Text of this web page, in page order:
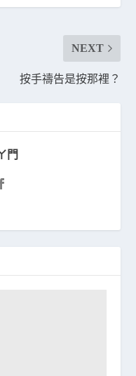
NEXT
按手禱告是按那裡？
門